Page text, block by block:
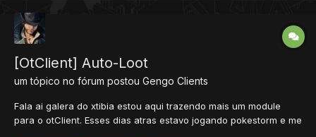
[OtClient] Auto-Loot
um tópico no fórum postou Gengo Clients
Fala ai galera do xtibia estou aqui trazendo mais um module
para o otClient. Esses dias atras estavo jogando pokestorm e me